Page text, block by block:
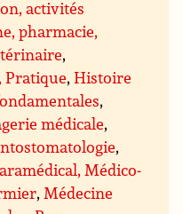
activités
pharmacie,
,
Pratique,Histoire
,
médicale,
,
Médico-
, Médecine